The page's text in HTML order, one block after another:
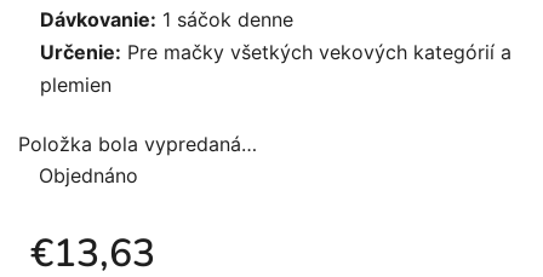
Dávkovanie: 1 sáčok denne
Určenie: Pre mačky všetkých vekových kategórií a
plemien
Položka bola vypredaná…
Objednáno
€13,63